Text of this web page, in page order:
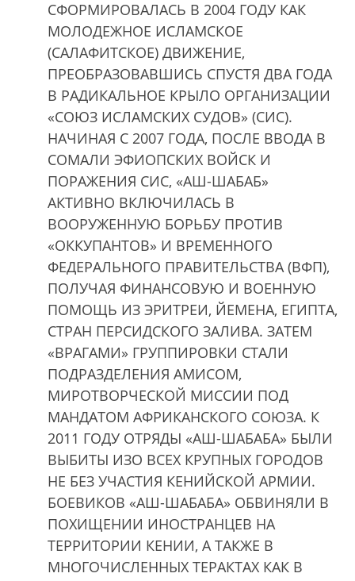
СФОРМИРОВАЛАСЬ В 2004 ГОДУ КАК
МОЛОДЕЖНОЕ ИСЛАМСКОЕ
(САЛАФИТСКОЕ) ДВИЖЕНИЕ,
ПРЕОБРАЗОВАВШИСЬ СПУСТЯ ДВА ГОДА
В РАДИКАЛЬНОЕ КРЫЛО ОРГАНИЗАЦИИ
«СОЮЗ ИСЛАМСКИХ СУДОВ» (СИС).
НАЧИНАЯ С 2007 ГОДА, ПОСЛЕ ВВОДА В
СОМАЛИ ЭФИОПСКИХ ВОЙСК И
ПОРАЖЕНИЯ СИС, «АШ-ШАБАБ»
АКТИВНО ВКЛЮЧИЛАСЬ В
ВООРУЖЕННУЮ БОРЬБУ ПРОТИВ
«ОККУПАНТОВ» И ВРЕМЕННОГО
ФЕДЕРАЛЬНОГО ПРАВИТЕЛЬСТВА (ВФП),
ПОЛУЧАЯ ФИНАНСОВУЮ И ВОЕННУЮ
ПОМОЩЬ ИЗ ЭРИТРЕИ, ЙЕМЕНА, ЕГИПТА,
СТРАН ПЕРСИДСКОГО ЗАЛИВА. ЗАТЕМ
«ВРАГАМИ» ГРУППИРОВКИ СТАЛИ
ПОДРАЗДЕЛЕНИЯ АМИСОМ,
МИРОТВОРЧЕСКОЙ МИССИИ ПОД
МАНДАТОМ АФРИКАНСКОГО СОЮЗА. К
2011 ГОДУ ОТРЯДЫ «АШ-ШАБАБА» БЫЛИ
ВЫБИТЫ ИЗО ВСЕХ КРУПНЫХ ГОРОДОВ
НЕ БЕЗ УЧАСТИЯ КЕНИЙСКОЙ АРМИИ.
БОЕВИКОВ «АШ-ШАБАБА» ОБВИНЯЛИ В
ПОХИЩЕНИИ ИНОСТРАНЦЕВ НА
ТЕРРИТОРИИ КЕНИИ, А ТАКЖЕ В
МНОГОЧИСЛЕННЫХ ТЕРАКТАХ КАК В